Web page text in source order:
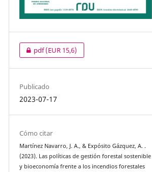
pdf(EUR 15,6)
Publicado
2023-07-17
Cómo citar
Martínez Navarro, J. A., & Expósito Gázquez, A. .
(2023). Las políticas de gestión forestal sostenible
y bioeconomía frente a los incendios forestales